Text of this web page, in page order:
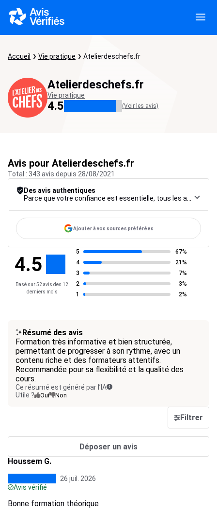
Accueil Vie pratique Atelierdeschefs.fr
Atelierdeschefs.fr
Vie pratique
4.5 (Voir les avis)
Avis pour Atelierdeschefs.fr
Total : 343 avis depuis 28/08/2021
Des avis authentiques
Ajouter à vos sources préférées
4.5
Basé sur 52 avis des 12
derniers mois
5
67%
4
21%
3
7%
2
3%
1
2%
Résumé des avis
Formation très informative et bien structurée,
permettant de progresser à son rythme, avec un
contenu riche et des formateurs attentifs.
Recommandée pour sa flexibilité et la qualité des
cours.
Ce résumé est généré par l’IA
Utile ?
Oui Non
Filtrer
Déposer un avis
Houssem G.
26 juil. 2026
Avis vérifié
Bonne formation théorique